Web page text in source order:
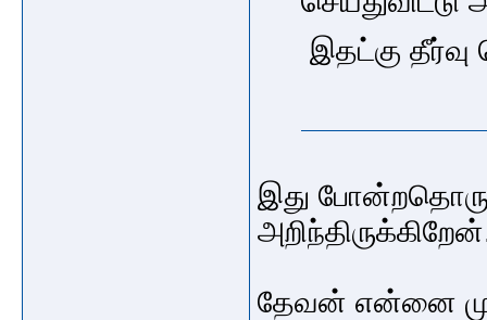
இதட்கு
இது
தேவன் என்னை